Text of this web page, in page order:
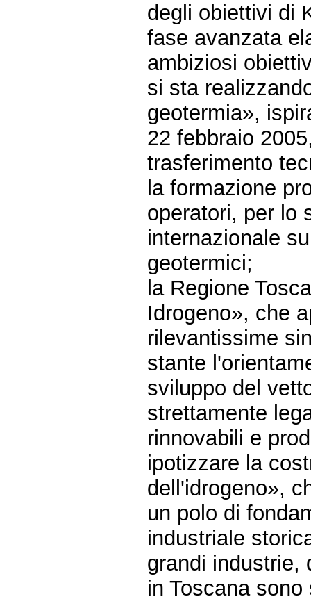
degli obiettivi di
fase avanzata
ambiziosi
si sta
geotermia»,
22 febbraio
trasferimento
la formazione
operatori, per lo
internazionale
geotermici;
la Regione
Idrogeno», che
rilevantissime
stante
sviluppo del
strettamente
rinnovabili e
ipotizzare la
dell'idrogeno»,
un polo di
industriale
grandi industrie,
in Toscana